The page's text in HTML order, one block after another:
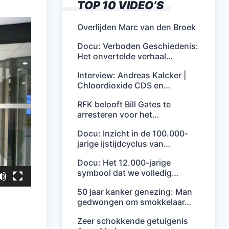
TOP 10 VIDEO’S
Overlijden Marc van den Broek
Docu: Verboden Geschiedenis:
Het onvertelde verhaal…
Interview: Andreas Kalcker |
Chloordioxide CDS en…
RFK belooft Bill Gates te
arresteren voor het…
Docu: Inzicht in de 100.000-
jarige ijstijdcyclus van…
Docu: Het 12.000-jarige
symbool dat we volledig…
50 jaar kanker genezing: Man
gedwongen om smokkelaar…
Zeer schokkende getuigenis